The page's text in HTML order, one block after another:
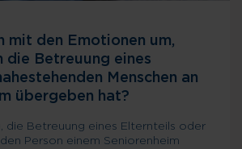
mit den Emotionen um,
die Betreuung eines
Menschen an
übergeben hat?
die Betreuung eines Elternteils oder
Person einem Seniorenheim